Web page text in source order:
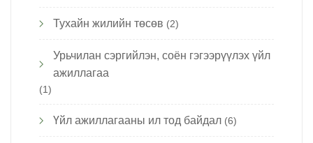
Тухайн жилийн төсөв (2)
Урьчилан сэргийлэн, соён гэгээрүүлэх үйл
ажиллагаа
(1)
Үйл ажиллагааны ил тод байдал (6)